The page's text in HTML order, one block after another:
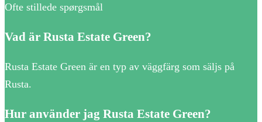
Ofte stillede spørgsmål
Vad är Rusta Estate Green?
Rusta Estate Green är en typ av väggfärg som säljs på
Rusta.
Hur använder jag Rusta Estate Green?